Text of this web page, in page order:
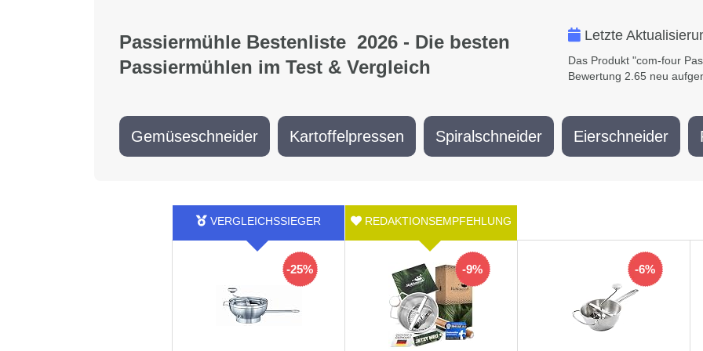
Passiermühle Bestenliste 2026 - Die besten
Passiermühlen im Test & Vergleich
Letzte
Das Produkt "com-four
Bewertung 2.65 neu
Gemüseschneider Kartoffelpressen Spiralschneider Eierschneider
-25% -9% -6%